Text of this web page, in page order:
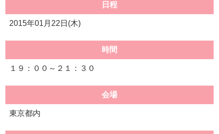
日程
2015年01月22日(木)
時間
１９：００～２１：３０
会場
東京都内